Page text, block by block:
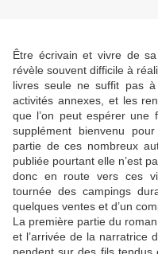
Être écrivain et vivre de
révèle souvent difficile à
livres seule ne suffit pas
activités annexes, et les
que l’on peut espérer
supplément bienvenu
partie de ces nombreux
publiée pourtant elle n’est
donc en route vers ces
tournée des campings
quelques ventes et d’un
La première partie du
et l’arrivée de la narratrice